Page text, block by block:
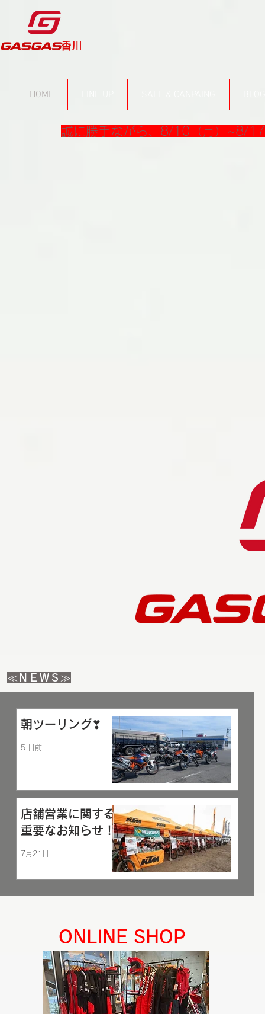
​香川
HOME
誠に勝手ながら、8/10（月）~8/
​≪ＮＥＷＳ≫
朝ツーリング❣
5 日前
店舗営業に関する
重要なお知らせ！
7月21日
ONLINE SHOP